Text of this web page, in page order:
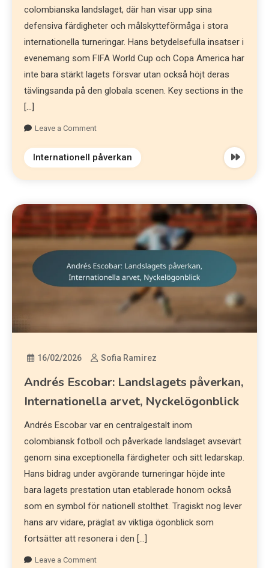
colombianska landslaget, där han visar upp sina
defensiva färdigheter och målskytteförmåga i stora
internationella turneringar. Hans betydelsefulla insatser i
evenemang som FIFA World Cup och Copa America har
inte bara stärkt lagets försvar utan också höjt deras
tävlingsanda på den globala scenen. Key sections in the
[…]
Leave a Comment
Internationell påverkan
16/02/2026 Sofia Ramirez
Andrés Escobar: Landslagets påverkan,
Internationella arvet, Nyckelögonblick
Andrés Escobar var en centralgestalt inom
colombiansk fotboll och påverkade landslaget avsevärt
genom sina exceptionella färdigheter och sitt ledarskap.
Hans bidrag under avgörande turneringar höjde inte
bara lagets prestation utan etablerade honom också
som en symbol för nationell stolthet. Tragiskt nog lever
hans arv vidare, präglat av viktiga ögonblick som
fortsätter att resonera i den […]
Leave a Comment